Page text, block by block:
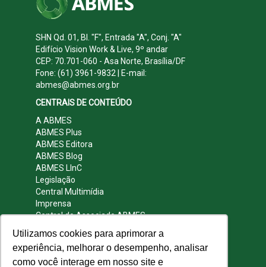
Utilizamos cookies para aprimorar a
experiência, melhorar o desempenho, analisar
como você interage em nosso site e
SHN Qd. 01, Bl. "F", Entrada "A", Conj. "A"
Edifício Vision Work & Live, 9º andar
CEP: 70.701-060 - Asa Norte, Brasília/DF
Fone: (61) 3961-9832 | E-mail:
abmes@abmes.org.br
CENTRAIS DE CONTEÚDO
A ABMES
ABMES Plus
ABMES Editora
ABMES Blog
ABMES LInC
Legislação
Central Multimídia
Imprensa
Central do Associado ABMES
REDES SOCIAIS